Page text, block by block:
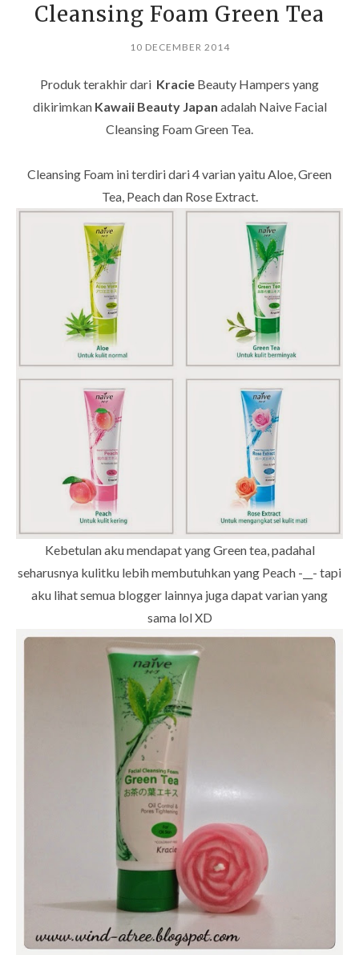
Cleansing Foam Green Tea
10 DECEMBER 2014
Produk terakhir dari Kracie Beauty Hampers yang
dikirimkan Kawaii Beauty Japan adalah Naive Facial
Cleansing Foam Green Tea.
Cleansing Foam ini terdiri dari 4 varian yaitu Aloe, Green
Tea, Peach dan Rose Extract.
Kebetulan aku mendapat yang Green tea, padahal
seharusnya kulitku lebih membutuhkan yang Peach -__- tapi
aku lihat semua blogger lainnya juga dapat varian yang
sama lol XD